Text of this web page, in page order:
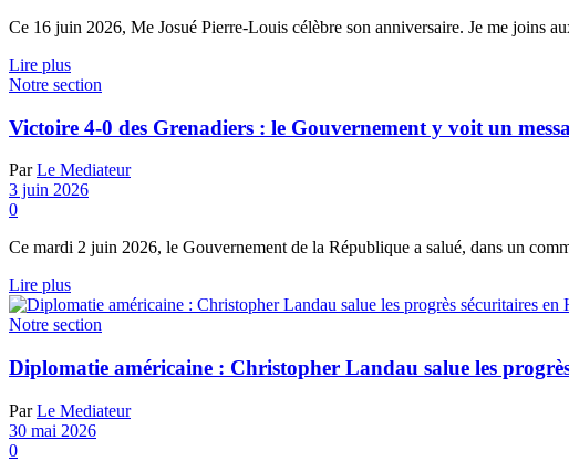
Ce 16 juin 2026, Me Josué Pierre-Louis célèbre son anniversaire. Je me joins
Lire plusDetails
Notre section
Victoire 4-0 des Grenadiers : le Gouvernement y voit un
Par Le Mediateur
3 juin 2026
0
Ce mardi 2 juin 2026, le Gouvernement de la République a salué, dans un
Lire plusDetails
Notre section
Diplomatie américaine : Christopher Landau salue les
Par Le Mediateur
30 mai 2026
0